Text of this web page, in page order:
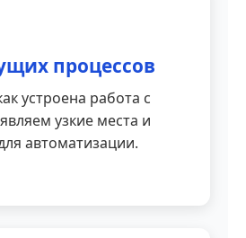
процессов
устроена работа с
узкие места и
автоматизации.